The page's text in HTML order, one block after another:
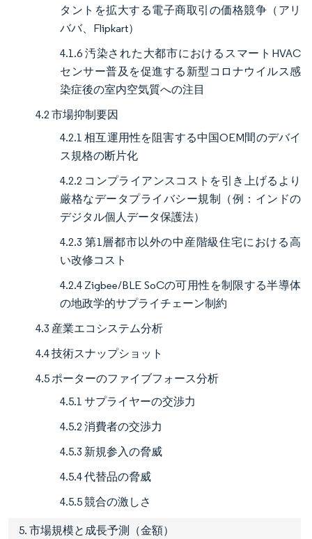
タントを拡大する電子商取引の価格競争（アリ
ババ、Flipkart）
4.1.6 汚染された大都市におけるスマートHVAC
センサー普及を促進する新型コロナウイルス感
染症後の室内空気質への注目
4.2 市場抑制要因
4.2.1 相互運用性を阻害する中国OEM間のデバイ
ス規格の断片化
4.2.2 コンプライアンスコストを引き上げるより
厳格なデータプライバシー規制（例：インドの
デジタル個人データ保護法）
4.2.3 第1層都市以外の中産階級住宅における高
い改修コスト
4.2.4 Zigbee/BLE SoCの可用性を制限する半導体
の地政学的サプライチェーン制約
4.3 産業エコシステム分析
4.4 技術スナップショット
4.5 ポーターのファイブフォース分析
4.5.1 サプライヤーの交渉力
4.5.2 消費者の交渉力
4.5.3 新規参入の脅威
4.5.4 代替品の脅威
4.5.5 競合の激しさ
5. 市場規模と成長予測（金額）